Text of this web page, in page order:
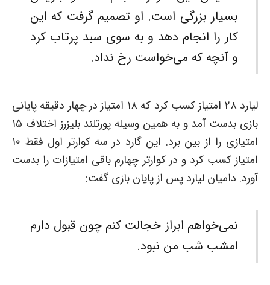
بسیار بزرگی است. او تصمیم گرفت که این
کار را انجام دهد و به سوی سبد پرتاب کرد
و آنچه که می‌خواست رخ نداد.
لیارد ۲۸ امتیاز کسب کرد که ۱۸ امتیاز در چهار دقیقه پایانی
بازی بدست آمد و به همین وسیله پورتلند بلیزرز اختلاف ۱۵
امتیازی را از بین برد. این گارد در سه کوارتر اول فقط ۱۰
امتیاز کسب کرد و در کوارتر چهارم باقی امتیازات را بدست
آورد. دامیان لیارد پس از پایان بازی گفت:
نمی‌خواهم ابراز خجالت کنم چون قبول دارم
امشب شب من نبود.